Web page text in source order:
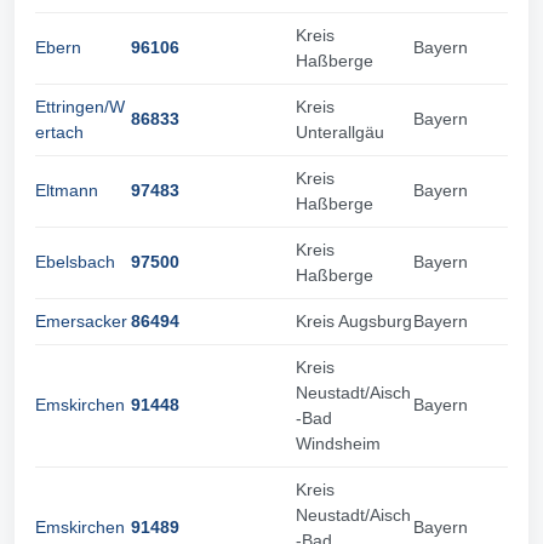
Ebern 96106
Kreis
Haßberge
Bayern
Ettringen/W
ertach
86833
Kreis
Unterallgäu
Bayern
Eltmann 97483
Kreis
Haßberge
Bayern
Ebelsbach 97500
Kreis
Haßberge
Bayern
Emersacker86494 Kreis AugsburgBayern
Emskirchen 91448
Kreis
Neustadt/Aisch
-Bad
Windsheim
Bayern
Emskirchen 91489
Kreis
Neustadt/Aisch
Bayern